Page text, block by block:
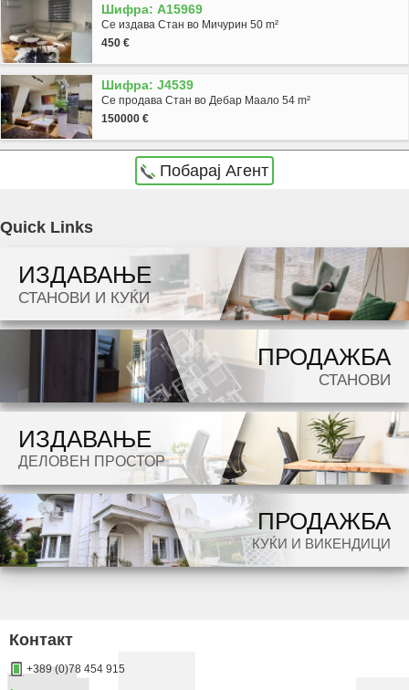
Шифра: A15969
Се издава Стан во Мичурин 50 m²
450 €
Шифра: J4539
Се продава Стан во Дебар Маало 54 m²
150000 €
Побарај Агент
Dokolku barate stan, kuka, deloven prostor ova e vistinskoto mesto da ja zapocnete vasata
Quick Links
ИЗДАВАЊЕ
СТАНОВИ И КУЌИ
ПРОДАЖБА
СТАНОВИ
ИЗДАВАЊЕ
ДЕЛОВЕН ПРОСТОР
ПРОДАЖБА
КУЌИ И ВИКЕНДИЦИ
Контакт
+389 (0)78 454 915